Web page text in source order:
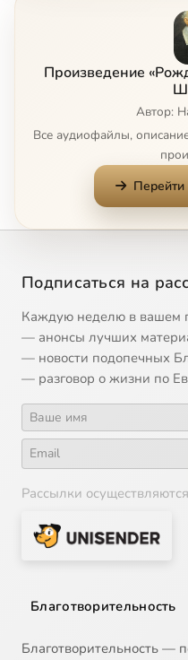
Произведение
Автор:
Все аудиофайлы,
Подписаться на
Каждую неделю в вашем
— анонсы лучших
— новости подопечных
— разговор о жизни по
Рассылки
Благотворительность
Благотворительность —